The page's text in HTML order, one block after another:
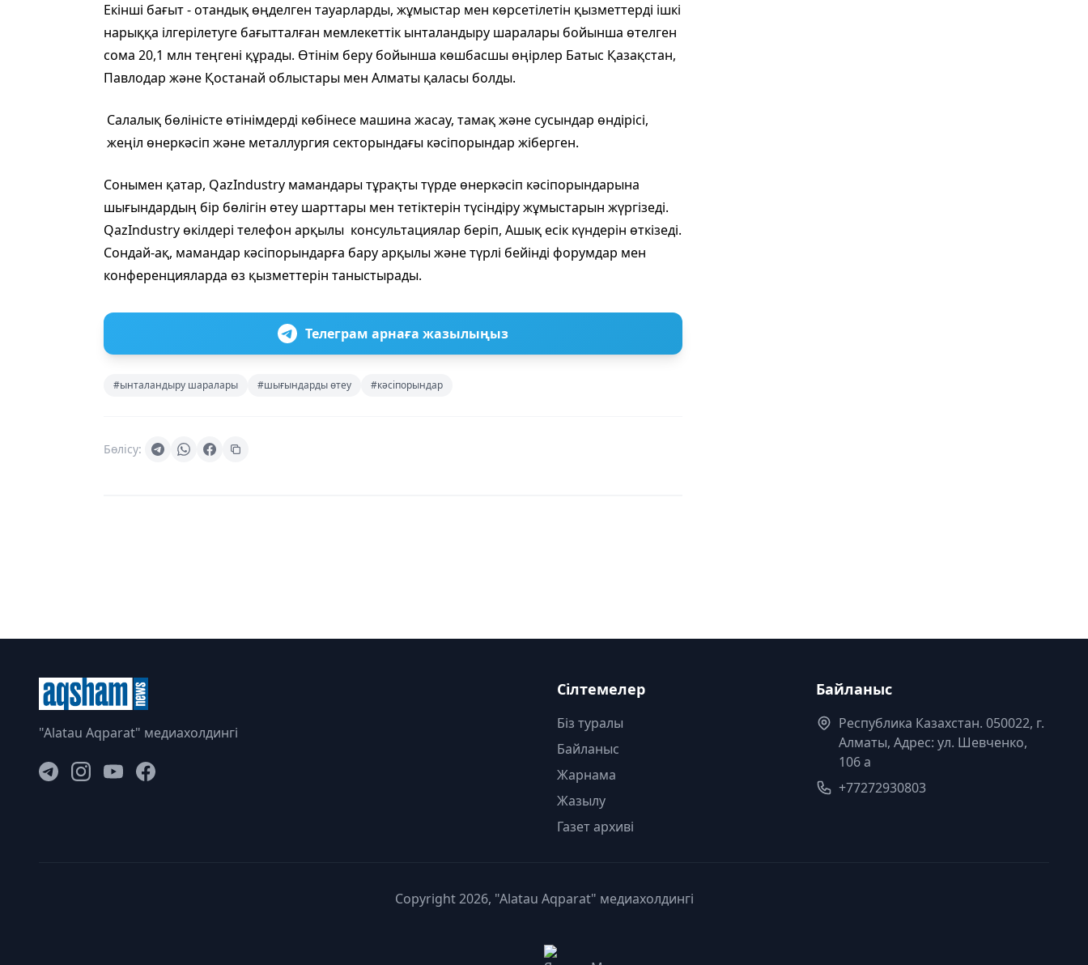
Екінші бағыт - отандық өңделген тауарларды, жұмыстар мен көрсетілетін қызметтерді ішкі
нарыққа ілгерілетуге бағытталған мемлекеттік ынталандыру шаралары бойынша өтелген
сома 20,1 млн теңгені құрады. Өтінім беру бойынша көшбасшы өңірлер Батыс Қазақстан,
Павлодар және Қостанай облыстары мен Алматы қаласы болды.
Салалық бөліністе өтінімдерді көбінесе машина жасау, тамақ және сусындар өндірісі,
жеңіл өнеркәсіп және металлургия секторындағы кәсіпорындар жіберген.
Сонымен қатар, QazIndustry мамандары тұрақты түрде өнеркәсіп кәсіпорындарына
шығындардың бір бөлігін өтеу шарттары мен тетіктерін түсіндіру жұмыстарын жүргізеді.
QazIndustry өкілдері телефон арқылы консультациялар беріп, Ашық есік күндерін өткізеді.
Сондай-ақ, мамандар кәсіпорындарға бару арқылы және түрлі бейінді форумдар мен
конференцияларда өз қызметтерін таныстырады.
Телеграм арнаға жазылыңыз
#ынталандыру шаралары #шығындарды өтеу #кәсіпорындар
Бөлісу:
"Alatau Aqparat" медиахолдингі
Сілтемелер
Біз туралы
Байланыс
Жарнама
Жазылу
Газет архиві
Байланыс
Республика Казахстан. 050022, г.
Алматы, Адрес: ул. Шевченко,
106 а
+77272930803
Copyright 2026, "Alatau Aqparat" медиахолдингі